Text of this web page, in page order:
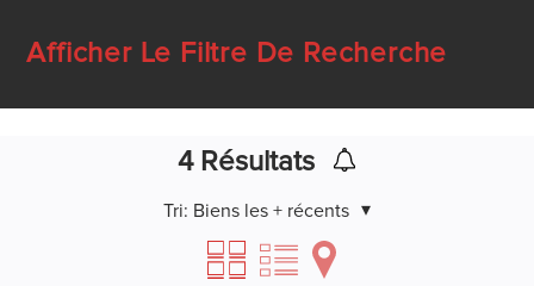
Afficher Le Filtre De Recherche
4Résultats
Tri: Biens les + récents